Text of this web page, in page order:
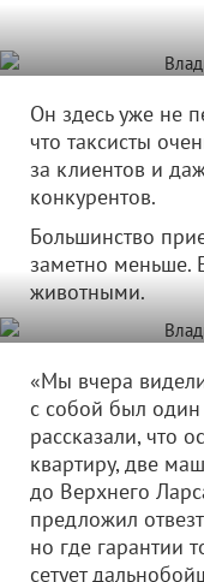
Он здесь уже не
что таксисты
за клиентов и
конкурентов.
Большинство
заметно меньше.
животными.
«Мы вчера
с собой был
рассказали, что
квартиру, две
до Верхнего
предложил
но где гарантии
сетует